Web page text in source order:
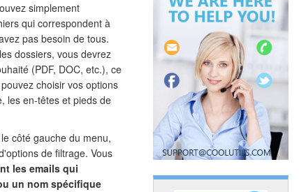
simplement
qui correspondent à
pas besoin de tous.
dossiers, vous devrez
(PDF, DOC, etc.), ce
choisir vos options
les en-têtes et pieds de
côté gauche du menu,
de filtrage. Vous
les emails qui
un nom spécifique